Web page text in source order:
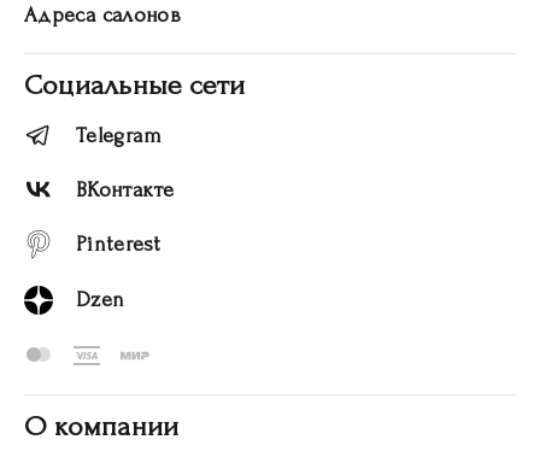
Адреса салонов
Социальные сети
Telegram
ВКонтакте
Pinterest
Dzen
О компании